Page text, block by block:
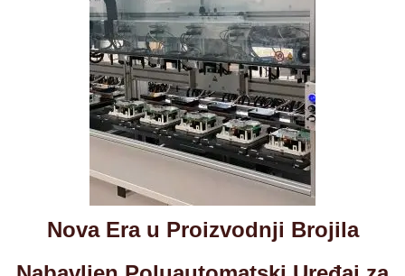
Nova Era u Proizvodnji Brojila